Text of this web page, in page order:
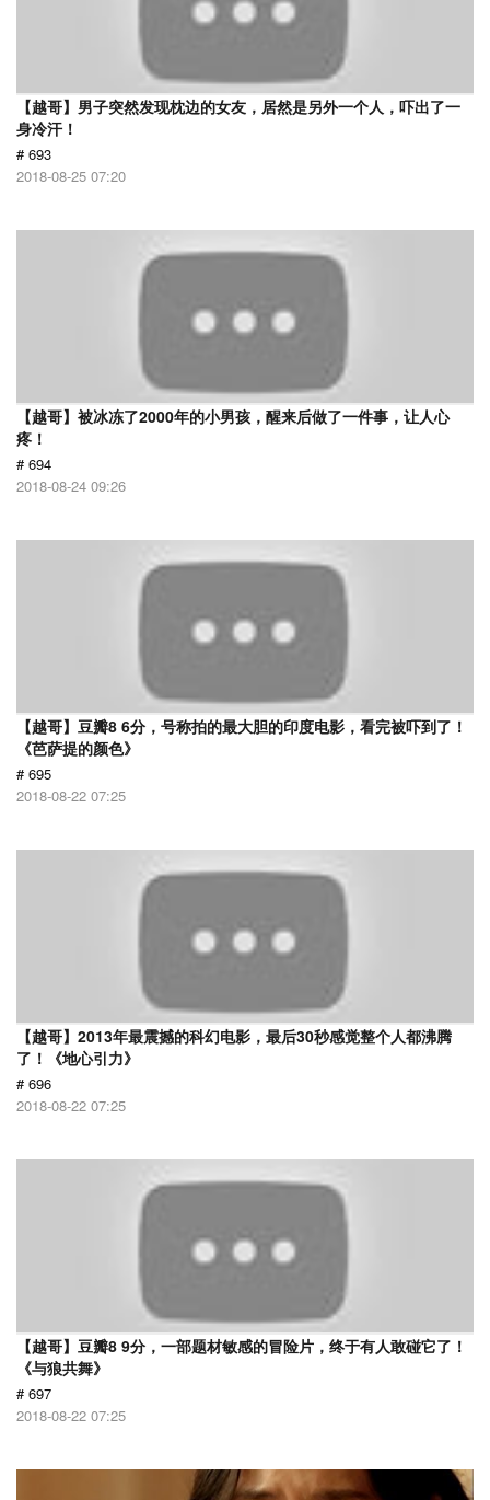
【越哥】男子突然发现枕边的女友，居然是另外一个人，吓出了一
身冷汗！
# 693
2018-08-25 07:20
【越哥】被冰冻了2000年的小男孩，醒来后做了一件事，让人心
疼！
# 694
2018-08-24 09:26
【越哥】豆瓣8 6分，号称拍的最大胆的印度电影，看完被吓到了！
《芭萨提的颜色》
# 695
2018-08-22 07:25
【越哥】2013年最震撼的科幻电影，最后30秒感觉整个人都沸腾
了！《地心引力》
# 696
2018-08-22 07:25
【越哥】豆瓣8 9分，一部题材敏感的冒险片，终于有人敢碰它了！
《与狼共舞》
# 697
2018-08-22 07:25